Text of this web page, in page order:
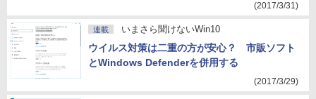
(2017/3/31)
連載 いまさら聞けないWin10
ウイルス対策は二重の方が安心？ 市販ソフト
とWindows Defenderを併用する
(2017/3/29)